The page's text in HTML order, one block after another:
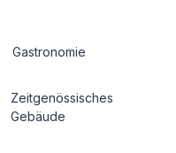
Gastronomie
Zeitgenössisches
Gebäude